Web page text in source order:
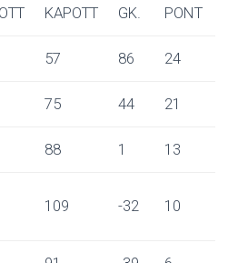
KAPOTT GK. PONT
57 86 24
75 44 21
88 1 13
109 -32 10